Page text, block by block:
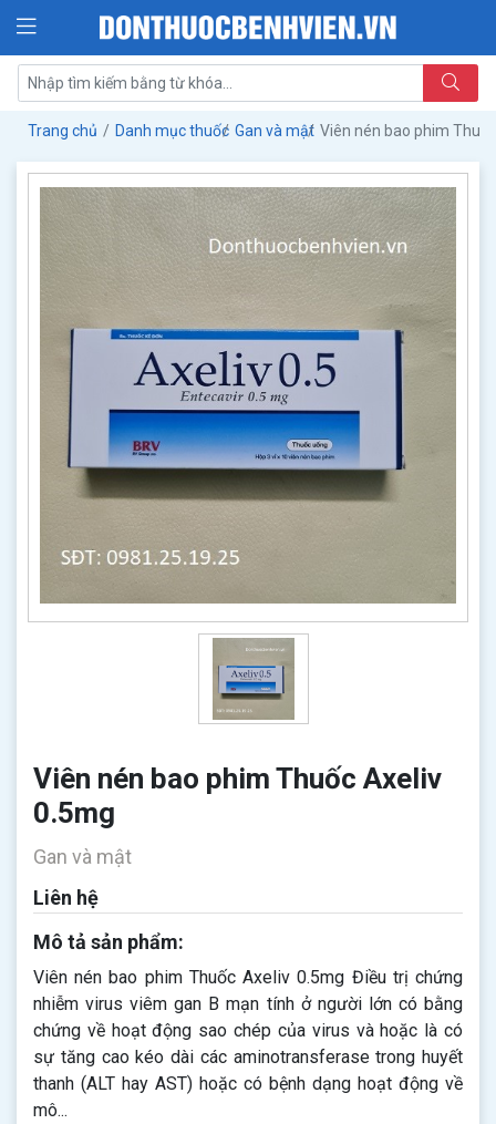
Trang chủ Danh mục thuốc Gan và mật Viên nén bao phim
Viên nén bao phim Thuốc Axeliv
0.5mg
Gan và mật
Liên hệ
Mô tả sản phẩm:
Viên nén bao phim Thuốc Axeliv 0.5mg Điều trị chứng
nhiễm virus viêm gan B mạn tính ở người lớn có bằng
chứng về hoạt động sao chép của virus và hoặc là có
sự tăng cao kéo dài các aminotransferase trong huyết
thanh (ALT hay AST) hoặc có bệnh dạng hoạt động về
mô...